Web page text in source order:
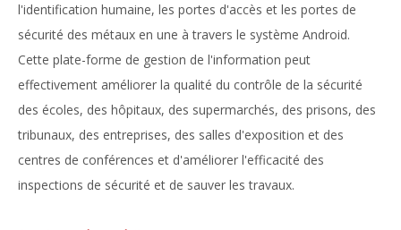
l'identification humaine, les portes d'accès et les portes de
sécurité des métaux en une à travers le système Android.
Cette plate-forme de gestion de l'information peut
effectivement améliorer la qualité du contrôle de la sécurité
des écoles, des hôpitaux, des supermarchés, des prisons, des
tribunaux, des entreprises, des salles d'exposition et des
centres de conférences et d'améliorer l'efficacité des
inspections de sécurité et de sauver les travaux.